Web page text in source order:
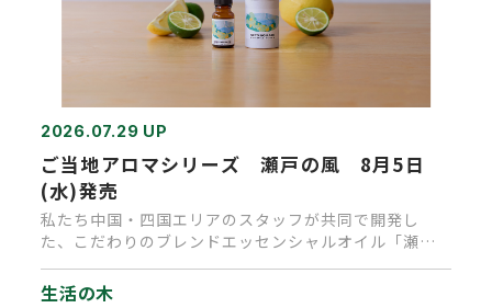
2026.07.29 UP
ご当地アロマシリーズ 瀬戸の風 8月5日
(水)発売
私たち中国・四国エリアのスタッフが共同で開発し
た、こだわりのブレンドエッセンシャルオイル「瀬戸
の風」が完成しました。 主…
生活の木